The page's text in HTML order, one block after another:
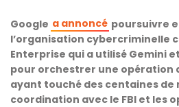
Google a annoncé poursuivre
l’organisation cybercriminelle
Enterprise qui a utilisé Gemini
pour orchestrer une opération
ayant touché des centaines de
coordination avec le FBI et les